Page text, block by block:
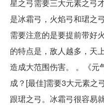
星之弓需要三大元素之弓
是冰霜弓，火焰弓和珺之
需要注意的是要提前带好
的特点是，敌人越多，天
造成大范围伤害。 。《元
成？[最佳]需要3大元素之
跟珺之弓。冰霜弓很容易